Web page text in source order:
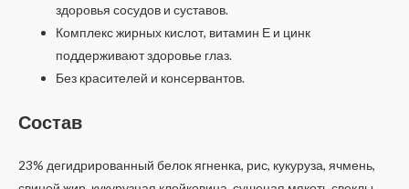
здоровья сосудов и суставов.
Комплекс жирных кислот, витамин Е и цинк
поддерживают здоровье глаз.
Без красителей и консервантов.
Состав
23% дегидрированный белок ягненка, рис, кукуруза, ячмень,